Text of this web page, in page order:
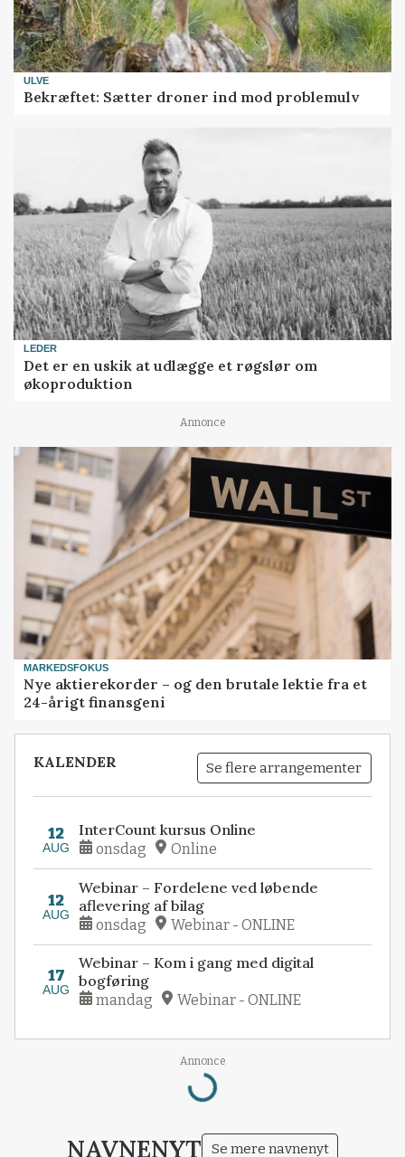
ULVE
Bekræftet: Sætter droner ind mod problemulv
LEDER
Det er en uskik at udlægge et røgslør om
økoproduktion
Annonce
MARKEDSFOKUS
Nye aktierekorder – og den brutale lektie fra et
24-årigt finansgeni
KALENDER Se flere arrangementer
12
AUG
InterCount kursus Online
onsdag Online
12
AUG
Webinar – Fordelene ved løbende
aflevering af bilag
onsdag Webinar - ONLINE
17
AUG
Webinar – Kom i gang med digital
bogføring
mandag Webinar - ONLINE
Annonce
Loading...
NAVNENYT Se mere navnenyt